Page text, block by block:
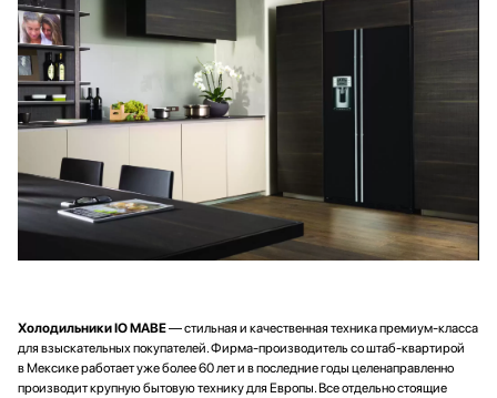
Холодильники IO MABE— стильная и качественная техника премиум-класса
для взыскательных покупателей. Фирма-производитель со штаб-квартирой
в Мексике работает уже более 60 лет и в последние годы целенаправленно
производит крупную бытовую технику для Европы. Все отдельно стоящие